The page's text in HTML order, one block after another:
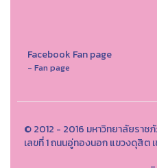
Facebook Fan page
- Fan page
© 2012 - 2016 มหาวิทยาลัยราช
เลขที่ 1 ถนนอู่ทองนอก แขวงดุสิต